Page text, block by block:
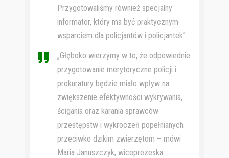
Przygotowaliśmy również specjalny
informator, który ma być praktycznym
wsparciem dla policjantów i policjantek”.
„Głęboko wierzymy w to, że odpowiednie
przygotowanie merytoryczne policji i
prokuratury będzie miało wpływ na
zwiększenie efektywności wykrywania,
ścigania oraz karania sprawców
przestępstw i wykroczeń popełnianych
przeciwko dzikim zwierzętom – mówi
Maria Januszczyk, wiceprezeska